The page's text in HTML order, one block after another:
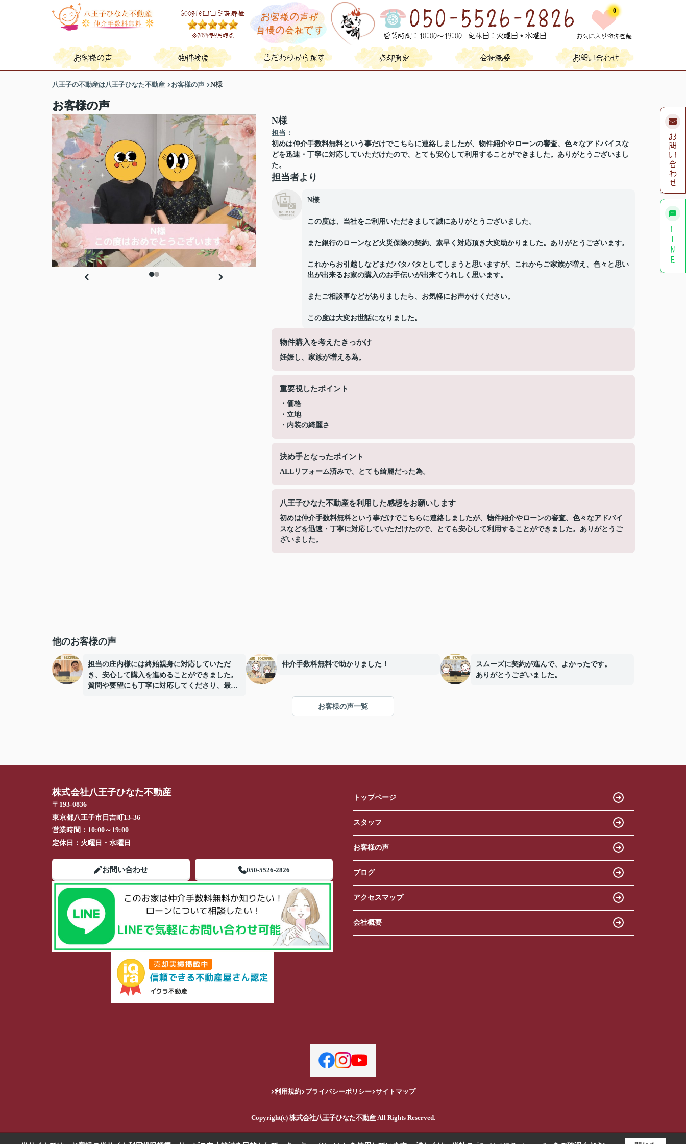
0
八王子の不動産は八王子ひなた不動産 お客様の声 N様
お客様の声
N様
担当：
初めは仲介手数料無料という事だけでこちらに連絡しましたが、物件紹介やローンの審査、色々なアドバイスな
どを迅速・丁寧に対応していただけたので、とても安心して利用することができました。ありがとうございまし
た。
担当者より
N様
この度は、当社をご利用いただきまして誠にありがとうございました。
また銀行のローンなど火災保険の契約、素早く対応頂き大変助かりました。ありがとうございます。
これからお引越しなどまだバタバタとしてしまうと思いますが、これからご家族が増え、色々と思い
出が出来るお家の購入のお手伝いが出来てうれしく思います。
またご相談事などがありましたら、お気軽にお声かけください。
この度は大変お世話になりました。
物件購入を考えたきっかけ
妊娠し、家族が増える為。
重要視したポイント
・価格
・立地
・内装の綺麗さ
決め手となったポイント
ALLリフォーム済みで、とても綺麗だった為。
八王子ひなた不動産を利用した感想をお願いします
初めは仲介手数料無料という事だけでこちらに連絡しましたが、物件紹介やローンの審査、色々なアドバイ
スなどを迅速・丁寧に対応していただけたので、とても安心して利用することができました。ありがとうご
ざいました。
他のお客様の声
担当の庄内様には終始親身に対応していただ
き、安心して購入を進めることができました。
質問や要望にも丁寧に対応してくださり、最後
仲介手数料無料で助かりました！
スムーズに契約が進んで、よかったです。
ありがとうございました。
お客様の声一覧
株式会社八王子ひなた不動産
〒193-0836
東京都八王子市日吉町13-36
営業時間： 10:00～19:00
定休日： 火曜日・水曜日
お問い合わせ 050-5526-2826
トップページ
スタッフ
お客様の声
ブログ
アクセスマップ
会社概要
利用規約 プライバシーポリシー サイトマップ
Copyright(c) 株式会社八王子ひなた不動産 All Rights Reserved.